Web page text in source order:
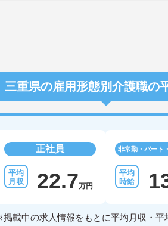
三重県の雇用形態別介護職の
正社員
22.7万円
非常勤・パート
載中の求人情報をもとに平均月収・平